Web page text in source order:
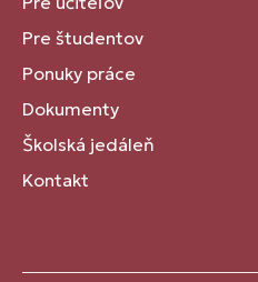
Pre študentov
Ponuky práce
Dokumenty
Školská jedáleň
Kontakt